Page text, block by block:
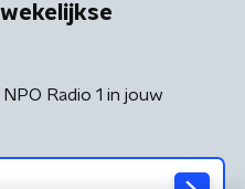
Radio 1 in jouw